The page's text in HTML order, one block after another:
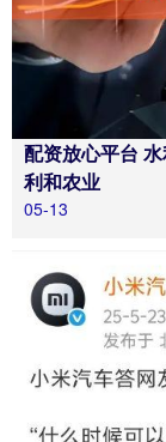
配资放心平台
利和农业
05-13